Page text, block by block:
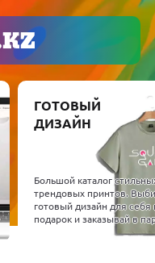
ГОТОВЫЙ
ДИЗАЙН
Большой каталог
трендовых принтов.
готовый дизайн для себя
подарок и заказывай в